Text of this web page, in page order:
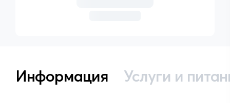
Информация Услуги и